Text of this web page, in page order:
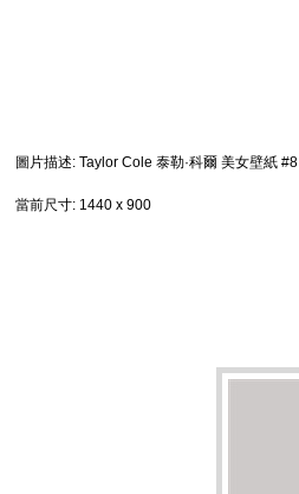
圖片描述: Taylor Cole 泰勒·科爾 美女壁紙 #8
當前尺寸: 1440 x 900